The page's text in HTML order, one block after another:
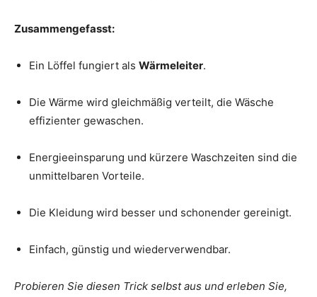
Zusammengefasst:
Ein Löffel fungiert als Wärmeleiter.
Die Wärme wird gleichmäßig verteilt, die Wäsche
effizienter gewaschen.
Energieeinsparung und kürzere Waschzeiten sind die
unmittelbaren Vorteile.
Die Kleidung wird besser und schonender gereinigt.
Einfach, günstig und wiederverwendbar.
Probieren Sie diesen Trick selbst aus und erleben Sie,